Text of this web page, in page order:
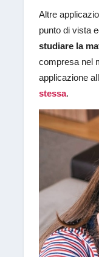
Altre
punto di vista
studiare la
compresa nel
applicazione
stessa.